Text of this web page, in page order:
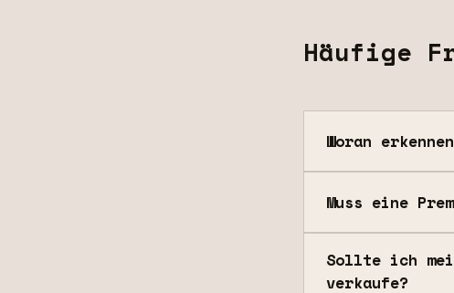
Häufige
Woran
Muss eine
Sollte ich
verkaufe?